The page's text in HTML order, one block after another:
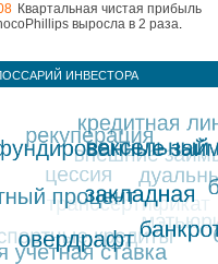
Квартальная чистая прибыль
выросла в 2 раза.
ИНВЕСТОРА